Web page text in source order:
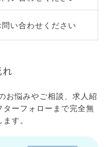
い合わせください
れ
お悩みやご相談、求人紹
ーフォローまで完全無
す。